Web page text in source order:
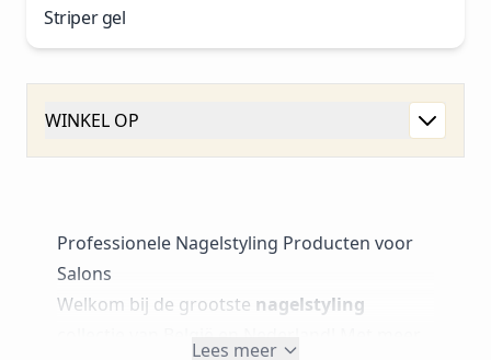
Striper gel
WINKEL OP
Professionele Nagelstyling Producten voor
Salons
Welkom bij de grootste nagelstyling
Lees meer